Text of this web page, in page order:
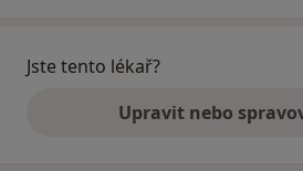
Jste tento lékař?
Upravit nebo